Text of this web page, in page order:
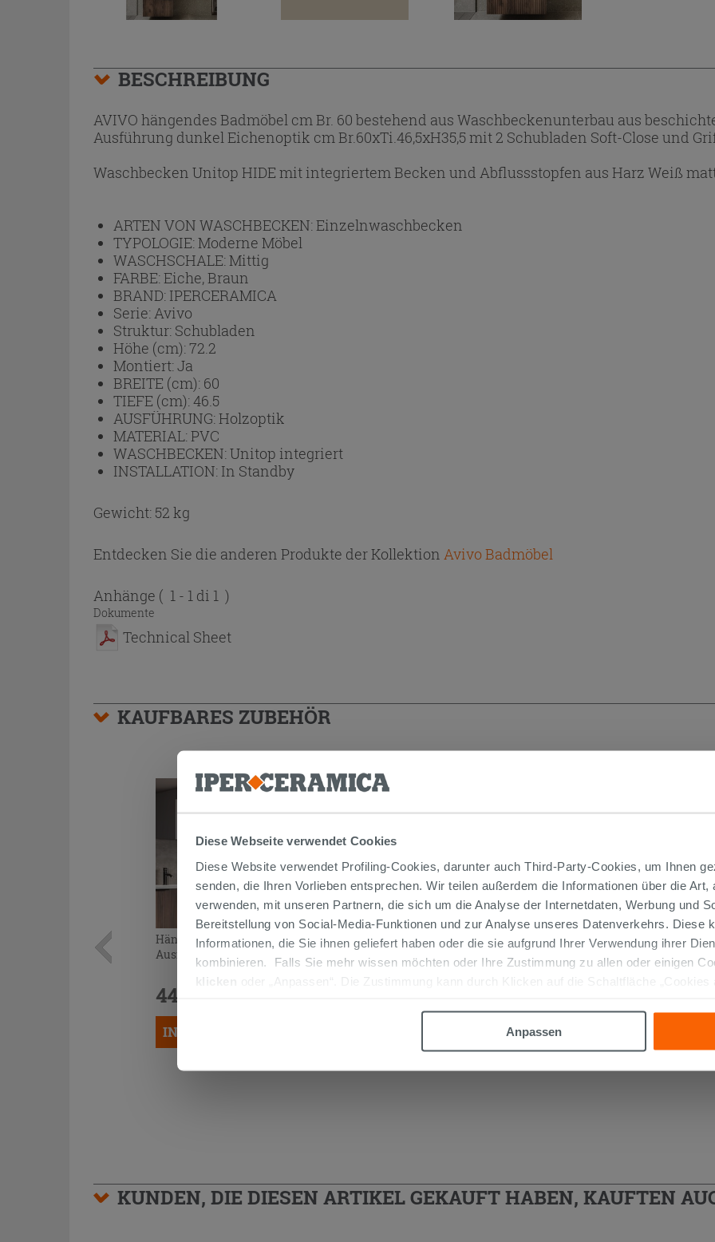
Diese Webseite verwendet Cookies
Diese Website verwendet Profiling-Cookies, darunter auch Third-Party-Cookies, um Ihnen
senden, die Ihren Vorlieben entsprechen. Wir teilen außerdem die Informationen über die
verwenden, mit unseren Partnern, die sich um die Analyse der Internetdaten, Werbung und
Bereitstellung von Social-Media-Funktionen und zur Analyse unseres Datenverkehrs. Diese
Informationen, die Sie ihnen geliefert haben oder die sie aufgrund Ihrer Verwendung ihrer
kombinieren. Falls Sie mehr wissen möchten oder Ihre Zustimmung zu allen oder einigen
klicken
oder „Anpassen“. Die Zustimmung kann durch Klicken auf die Schaltfläche „Cookies
Anpassen
BESCHREIBUNG
AVIVO hängendes Badmöbel cm Br. 60 bestehend aus Waschbeckenunterbau aus
Ausführung dunkel Eichenoptik cm Br.60xTi.46,5xH35,5 mit 2 Schubladen Soft-Close und
Waschbecken Unitop HIDE mit integriertem Becken und Abflussstopfen aus Harz Weiß
ARTEN VON WASCHBECKEN:Einzelnwaschbecken
TYPOLOGIE:Moderne Möbel
WASCHSCHALE:Mittig
FARBE:Eiche, Braun
BRAND: IPERCERAMICA
Serie:Avivo
Struktur: Schubladen
Höhe (cm):72.2
Montiert:Ja
BREITE (cm): 60
TIEFE (cm):46.5
AUSFÜHRUNG:Holzoptik
MATERIAL:PVC
WASCHBECKEN:Unitop integriert
INSTALLATION: In Standby
Gewicht: 52 kg
Entdecken Sie die anderen Produkte der Kollektion Avivo Badmöbel
Anhänge ( 1 - 1 di 1 )
Dokumente
Technical Sheet
KAUFBARES ZUBEHÖR
Hängeschrank AVIVO gerippte
Ausführung dunkel Eiche
449,90 €
IN DEN WARENKORB LEGEN
Paar Füße für AVIVO-
Badezimmermöbel H13,5 cm, matt
schwarz
IN DEN WARENKORB LEGEN
KUNDEN, DIE DIESEN ARTIKEL GEKAUFT HABEN, KAUFTEN